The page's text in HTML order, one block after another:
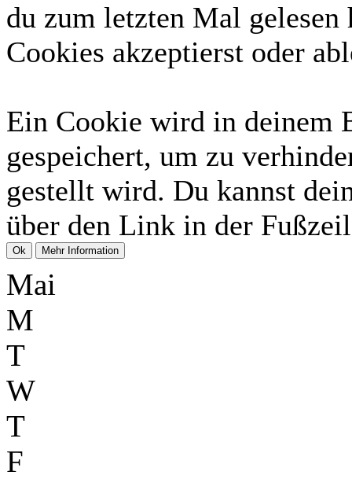
du zum letzten Mal gelesen
Cookies akzeptierst oder
Ein Cookie wird in deinem
gespeichert, um zu
gestellt wird. Du kannst
über den Link in der
Mai
M
T
W
T
F